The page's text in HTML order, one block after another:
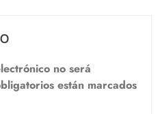
no será
están marcados